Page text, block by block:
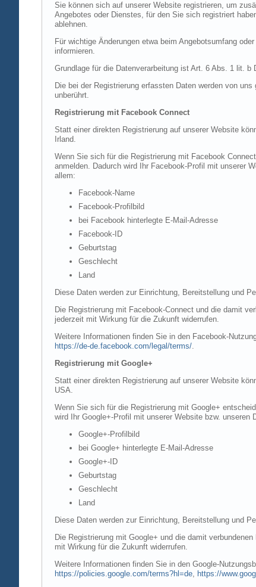
Sie können sich auf unserer Website registrieren, um
Angebotes oder Dienstes, für den Sie sich registriert
ablehnen.
Für wichtige Änderungen etwa beim Angebotsumfang
informieren.
Grundlage für die Datenverarbeitung ist Art. 6 Abs. 1 lit.
Die bei der Registrierung erfassten Daten werden von
unberührt.
Registrierung mit Facebook Connect
Statt einer direkten Registrierung auf unserer Website
Irland.
Wenn Sie sich für die Registrierung mit Facebook
anmelden. Dadurch wird Ihr Facebook-Profil mit unserer
allem:
Facebook-Name
Facebook-Profilbild
bei Facebook hinterlegte E-Mail-Adresse
Facebook-ID
Geburtstag
Geschlecht
Land
Diese Daten werden zur Einrichtung, Bereitstellung und
Die Registrierung mit Facebook-Connect und die damit
jederzeit mit Wirkung für die Zukunft widerrufen.
Weitere Informationen finden Sie in den Facebook-
https://de-de.facebook.com/legal/terms/.
Registrierung mit Google+
Statt einer direkten Registrierung auf unserer Website
USA.
Wenn Sie sich für die Registrierung mit Google+
wird Ihr Google+-Profil mit unserer Website bzw.
Google+-Profilbild
bei Google+ hinterlegte E-Mail-Adresse
Google+-ID
Geburtstag
Geschlecht
Land
Diese Daten werden zur Einrichtung, Bereitstellung und
Die Registrierung mit Google+ und die damit
mit Wirkung für die Zukunft widerrufen.
Weitere Informationen finden Sie in den Google-
https://policies.google.com/terms?hl=de, https://